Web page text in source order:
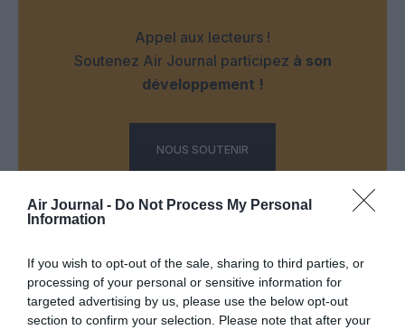
Air Journal - Do Not Process My Personal
Information
If you wish to opt-out of the sale, sharing to third parties, or
processing of your personal or sensitive information for
targeted advertising by us, please use the below opt-out
section to confirm your selection. Please note that after your
Appel aux lecteurs !
Soutenez Air Journal participez à son
développement !
NOUS SOUTENIR
DERNIERS COMMENTAIRES